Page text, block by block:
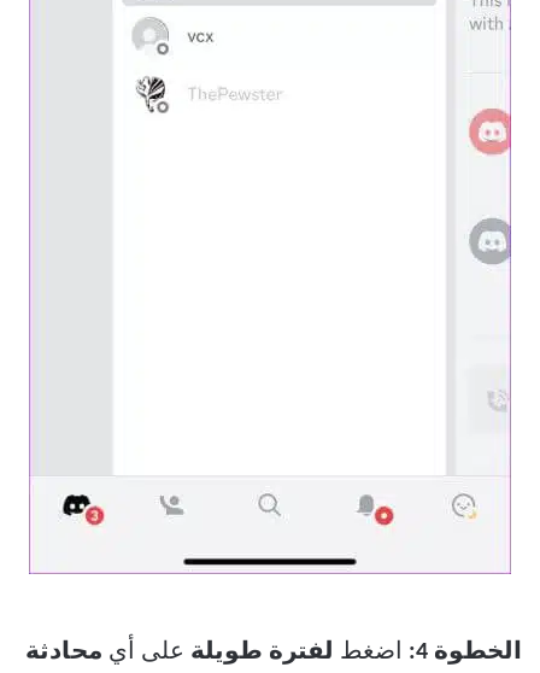
الخطوة 4: اضغط لفترة طويلة على أي محادثة